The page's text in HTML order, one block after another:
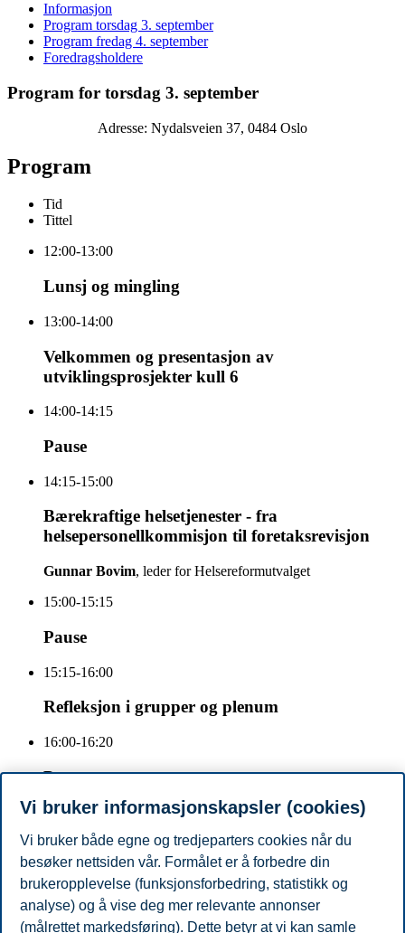
Informasjon
Program torsdag 3. september
Program fredag 4. september
Foredragsholdere
Program for torsdag 3. september
Adresse: Nydalsveien 37, 0484 Oslo
Program
Tid
Tittel
12:00-13:00
Lunsj og mingling
13:00-14:00
Velkommen og presentasjon av
utviklingsprosjekter kull 6
14:00-14:15
Pause
14:15-15:00
Bærekraftige helsetjenester - fra
helsepersonellkommisjon til foretaksrevisjon
Gunnar Bovim, leder for Helsereformutvalget
15:00-15:15
Pause
15:15-16:00
Refleksjon i grupper og plenum
16:00-16:20
Pause
16:20-17:00
Nettverkstyrets time
Orientering og valg av nye styremedlemmer.
19:00-
Vi bruker informasjonskapsler (cookies)
Vi bruker både egne og tredjeparters cookies når du
besøker nettsiden vår. Formålet er å forbedre din
brukeropplevelse (funksjonsforbedring, statistikk og
analyse) og å vise deg mer relevante annonser
(målrettet markedsføring). Dette betyr at vi kan samle